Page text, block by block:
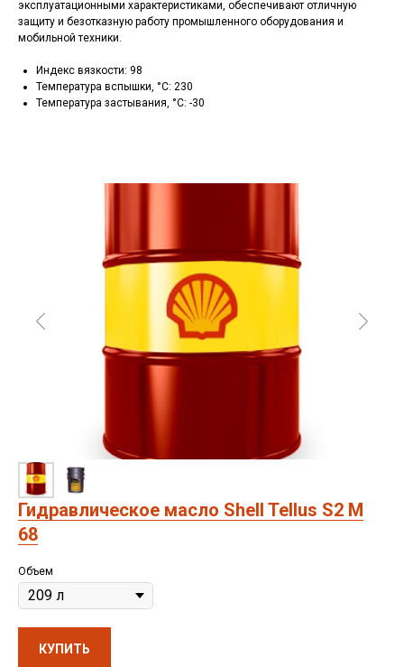
эксплуатационными характеристиками, обеспечивают отличную
защиту и безотказную работу промышленного оборудования и
мобильной техники.
Индекс вязкости: 98
Температура вспышки, °C: 230
Температура застывания, °C: -30
Гидравлическое масло Shell Tellus S2 M
68
Объем
КУПИТЬ